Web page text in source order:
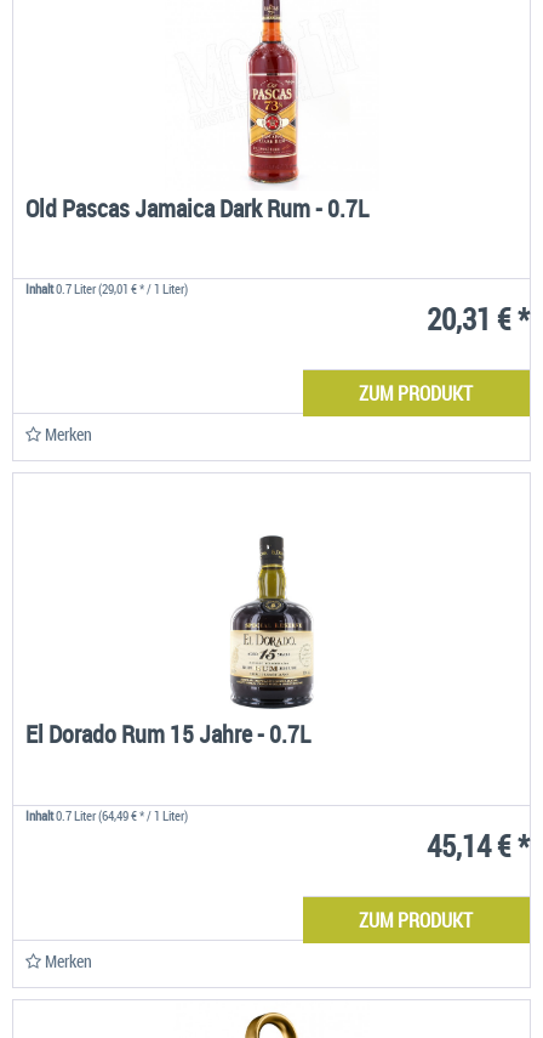
Old Pascas Jamaica Dark Rum - 0.7L
Inhalt0.7 Liter(29,01 € * / 1 Liter)
20,31 € *
ZUM PRODUKT
Merken
El Dorado Rum 15 Jahre - 0.7L
Inhalt0.7 Liter(64,49 € * / 1 Liter)
45,14 € *
ZUM PRODUKT
Merken